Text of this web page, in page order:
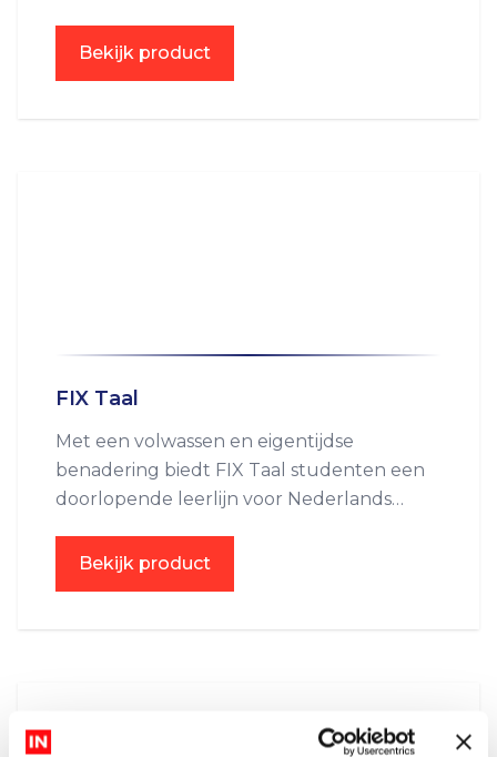
behandelt.
Bekijk product
FIX Taal
Met een volwassen en eigentijdse
benadering biedt FIX Taal studenten een
doorlopende leerlijn voor Nederlands
(niveau A1, A2, B1 en B2), Duits
Bekijk product